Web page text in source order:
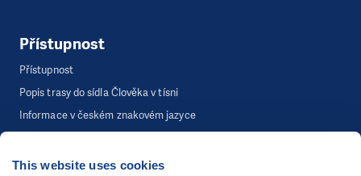
This website uses cookies
Přístupnost
Přístupnost
Popis trasy do sídla Člověka v tísni
Informace v českém znakovém jazyce